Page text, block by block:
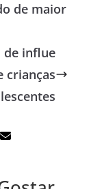
de maior
de influe
crianças